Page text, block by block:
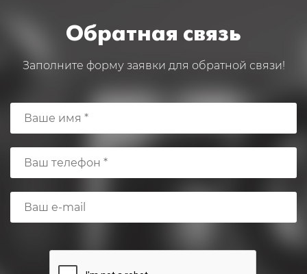
Обратная связь
Заполните форму заявки для обратной связи!